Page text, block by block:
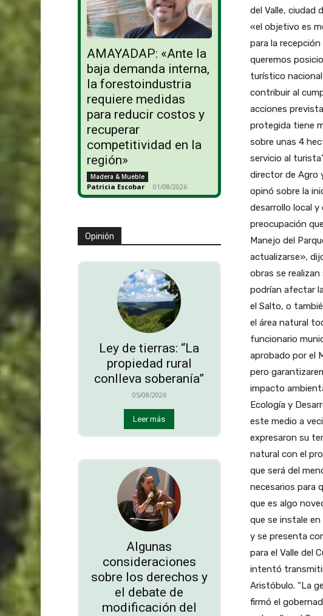
AMAYADAP: «Ante la
baja demanda interna,
la forestoindustria
requiere medidas
para reducir costos y
recuperar
competitividad en la
región»
Madera & Mueble
Patricia Escobar - 01/08/2026
Opinión
Ley de tierras: “La
propiedad rural
conlleva soberanía”
05/08/2026
Leer más
Algunas
consideraciones
sobre los derechos y
el debate de
modificación del
del Valle, ciudad
«el objetivo es
para la
queremos
turístico
contribuir al
acciones
protegida tiene
sobre unas 4
servicio al
director de Agro
opinó sobre la
desarrollo local
preocupación
Manejo del
actualizarse»,
obras se
podrían afectar
el Salto, o
el área natural
funcionario
aprobado por el
pero
impacto
Ecología y
este medio a
expresaron su
natural con el
que será del
necesarios para
que es algo
que se instale en
y se presenta
para el Valle del
intentó
Aristóbulo. “La
firmó el